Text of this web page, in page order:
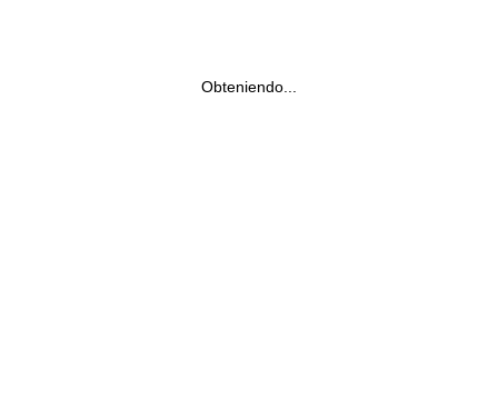
Obteniendo...